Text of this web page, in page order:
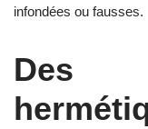
infondées ou fausses.
Des